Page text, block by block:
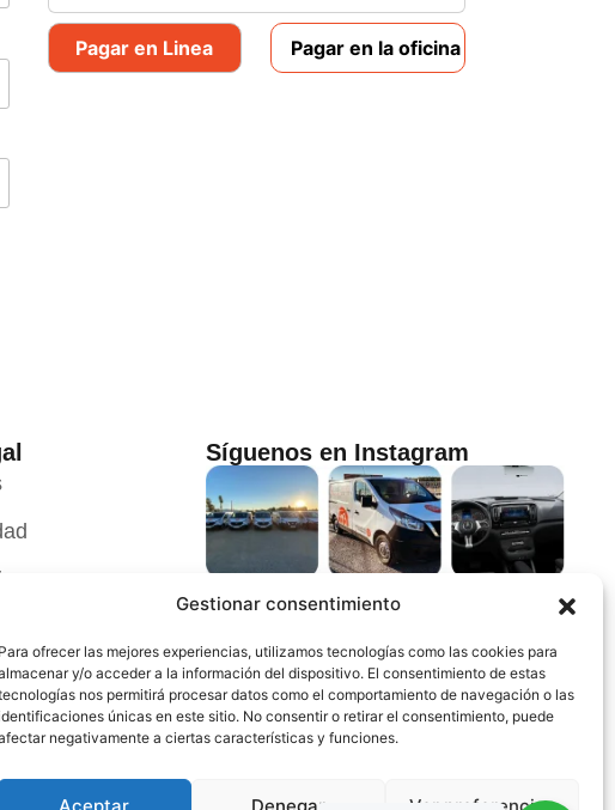
Gestionar consentimiento
Para ofrecer las mejores experiencias, utilizamos tecnologías como las cookies para
y/o acceder a la información del dispositivo. El consentimiento de estas
nos permitirá procesar datos como el comportamiento de navegación o las
únicas en este sitio. No consentir o retirar el consentimiento, puede
negativamente a ciertas características y funciones.
Aceptar Denegar Ver preferencias
Pagar en Linea Pagar en la oficina
Síguenos en Instagram